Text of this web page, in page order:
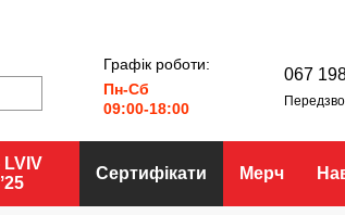
Графік роботи:
Пн-Сб
09:00-18:00
067
Сертифікати Мерч